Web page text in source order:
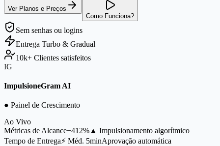
Ver Planos e Preços
Como Funciona?
Sem senhas ou logins
Entrega Turbo & Gradual
10k+ Clientes satisfeitos
IG
ImpulsioneGram AI
● Painel de Crescimento
Ao Vivo
Métricas de Alcance+412% ▲ Impulsionamento algorítmico
Tempo de Entrega⚡ Méd. 5minAprovação automática